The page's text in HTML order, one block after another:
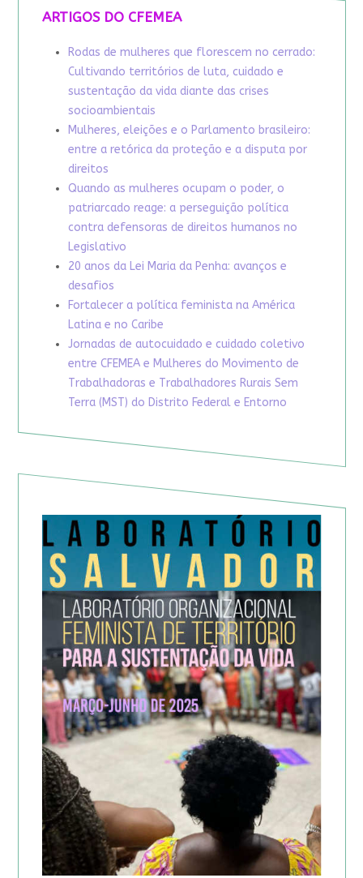
ARTIGOS DO CFEMEA
Rodas de mulheres que florescem no cerrado:
Cultivando territórios de luta, cuidado e
sustentação da vida diante das crises
socioambientais
Mulheres, eleições e o Parlamento brasileiro:
entre a retórica da proteção e a disputa por
direitos
Quando as mulheres ocupam o poder, o
patriarcado reage: a perseguição política
contra defensoras de direitos humanos no
Legislativo
20 anos da Lei Maria da Penha: avanços e
desafios
Fortalecer a política feminista na América
Latina e no Caribe
Jornadas de autocuidado e cuidado coletivo
entre CFEMEA e Mulheres do Movimento de
Trabalhadoras e Trabalhadores Rurais Sem
Terra (MST) do Distrito Federal e Entorno